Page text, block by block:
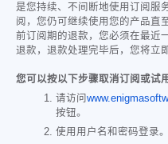
是您持续、不间断地使用订阅服
阅，您仍可继续使用您的产品直
前订阅期的退款，您必须在最近
退款，退款处理完毕后，您将立
您可以按以下步骤取消订阅或试用
请访问
按钮。
使用用户名和密码登录。